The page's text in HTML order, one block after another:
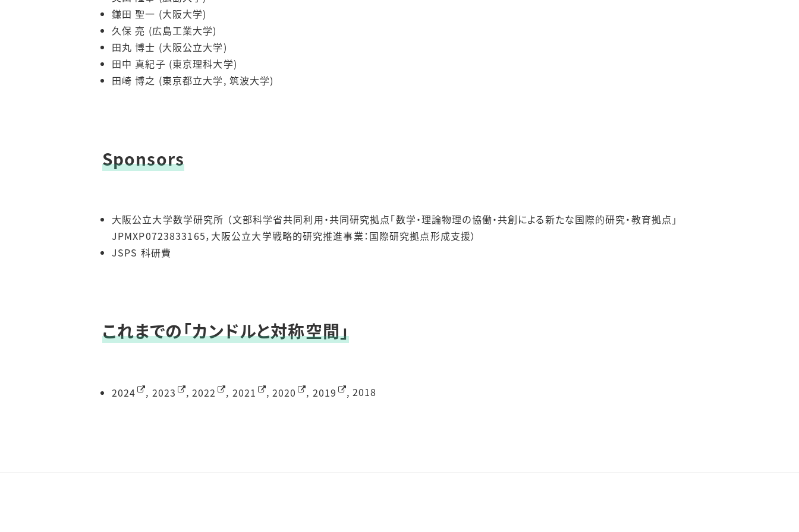
鎌田 聖一 (大阪大学)
久保 亮 (広島工業大学)
田丸 博士 (大阪公立大学)
田中 真紀子 (東京理科大学)
田崎 博之 (東京都立大学, 筑波大学)
Sponsors
大阪公立大学数学研究所 （文部科学省共同利用・共同研究拠点「数学・理論物理の協働・共創による新たな国際的研究・教育拠点」
JPMXP0723833165，大阪公立大学戦略的研究推進事業：国際研究拠点形成支援）
JSPS 科研費
これまでの「カンドルと対称空間」
2024 , 2023 ,2022 , 2021 ,2020 , 2019 , 2018